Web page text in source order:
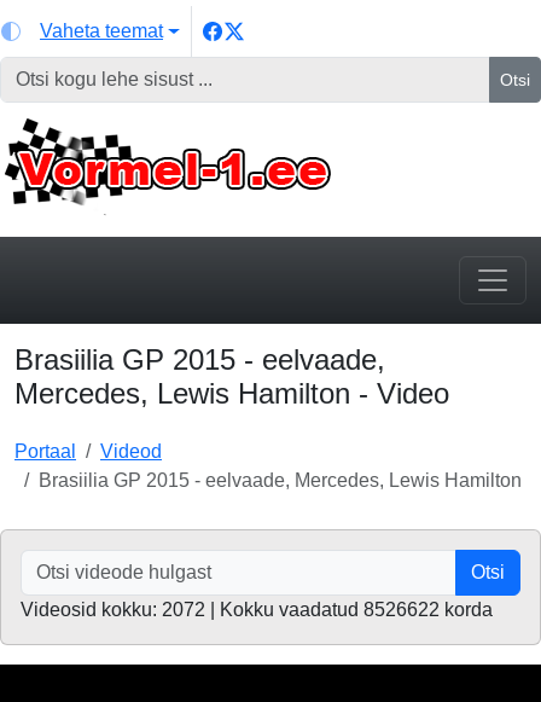
Vaheta teemat
Otsi
Brasiilia GP 2015 - eelvaade,
Mercedes, Lewis Hamilton - Video
Portaal
Videod
Brasiilia GP 2015 - eelvaade, Mercedes, Lewis Hamilton
Otsi
Videosid kokku: 2072 | Kokku vaadatud 8526622 korda